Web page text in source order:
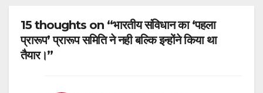
15 thoughts on “भारतीय संविधान का ‘पहला
प्रारूप’ प्रारूप समिति ने नही बल्कि इन्होंने किया था
तैयार।”